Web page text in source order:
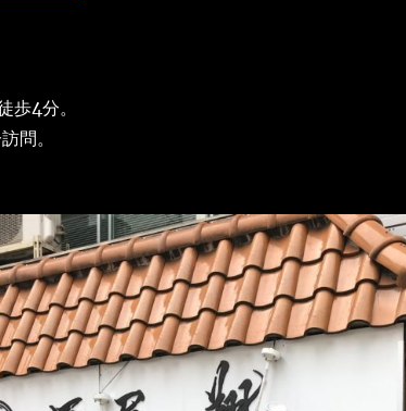
歩4分。
問。